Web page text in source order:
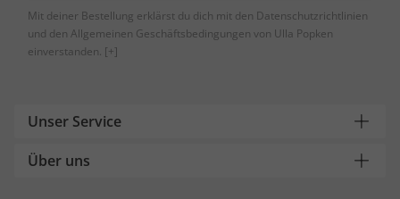
Mit deiner Bestellung erklärst du dich mit den Datenschutzrichtlinien
und den Allgemeinen Geschäftsbedingungen von Ulla Popken
einverstanden. [+]
Unser Service
Über uns